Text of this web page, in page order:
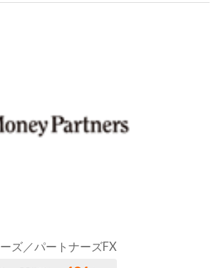
ズ／パートナーズFX